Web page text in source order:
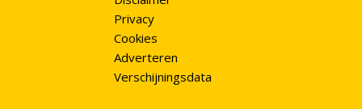
Privacy
Cookies
Adverteren
Verschijningsdata